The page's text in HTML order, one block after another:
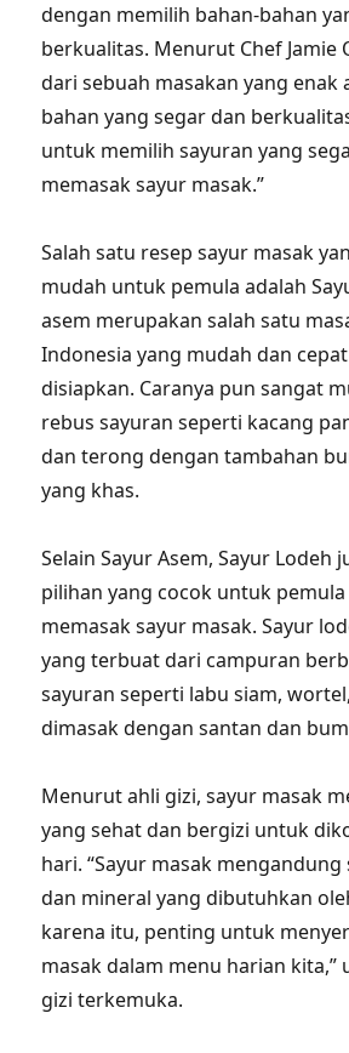
dengan memilih bahan-bahan
berkualitas. Menurut Chef Jamie
dari sebuah masakan yang enak
bahan yang segar dan
untuk memilih sayuran yang
memasak sayur masak.”
Salah satu resep sayur masak
mudah untuk pemula adalah
asem merupakan salah satu
Indonesia yang mudah dan
disiapkan. Caranya pun sangat
rebus sayuran seperti kacang
dan terong dengan tambahan
yang khas.
Selain Sayur Asem, Sayur Lodeh
pilihan yang cocok untuk
memasak sayur masak. Sayur
yang terbuat dari campuran
sayuran seperti labu siam,
dimasak dengan santan dan
Menurut ahli gizi, sayur masak
yang sehat dan bergizi untuk
hari. “Sayur masak
dan mineral yang dibutuhkan
karena itu, penting untuk
masak dalam menu harian kita,”
gizi terkemuka.